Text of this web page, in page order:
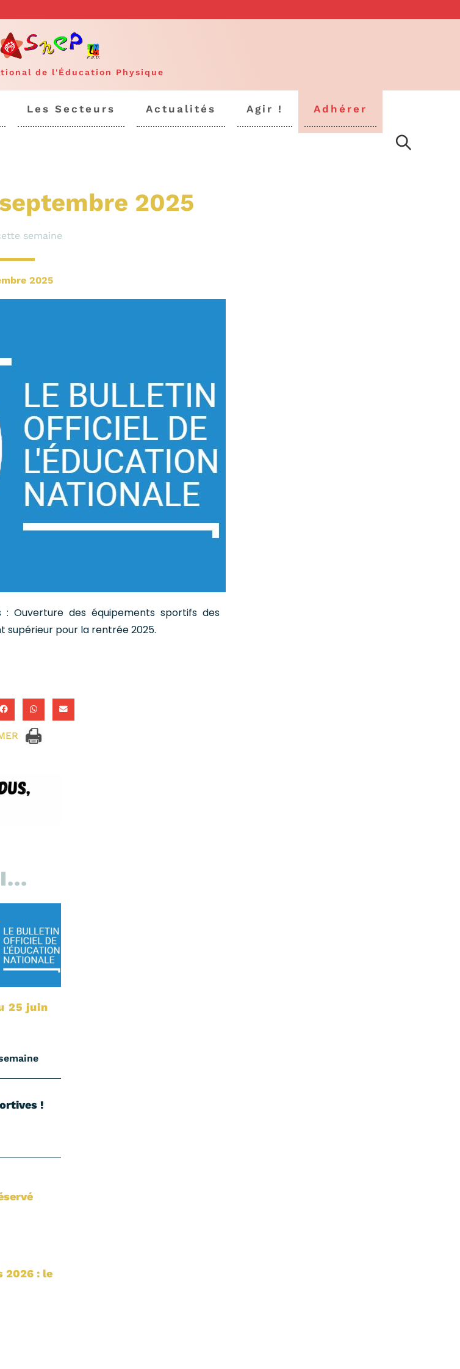
de l'Éducation Physique
Les Secteurs Actualités Agir ! Adhérer
septembre 2025
semaine
2025
: Ouverture des équipements sportifs des
supérieur pour la rentrée 2025.
25 juin
!
2026 : le